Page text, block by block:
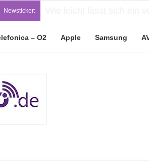
Newsticker:
– O2 Apple Samsung